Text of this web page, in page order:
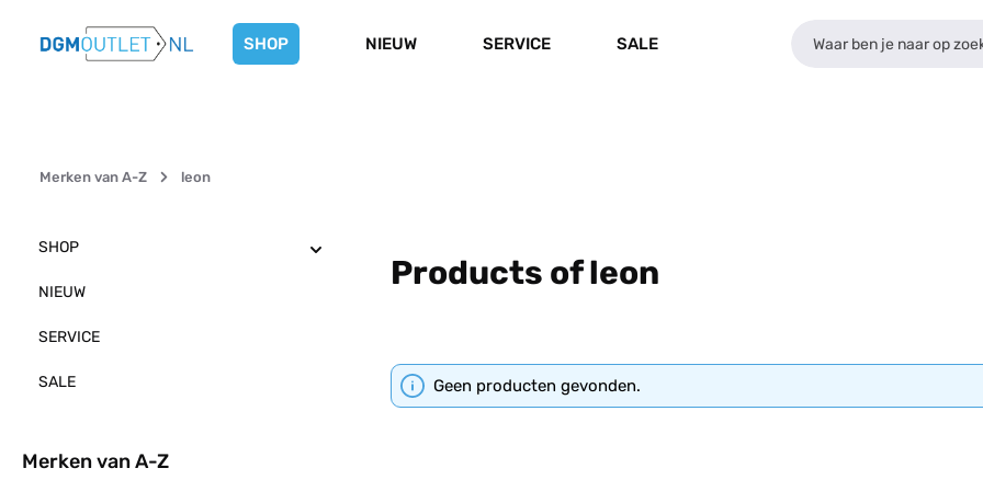
de hoofdinhoud
Ga naar de zoekopdracht
Ga naar de hoofdnavigatie
SHOP
NIEUW SERVICE SALE
Merken van A-Z leon
SHOP
NIEUW
SERVICE
SALE
Merken van A-Z
Products of leon
Geen producten gevonden.